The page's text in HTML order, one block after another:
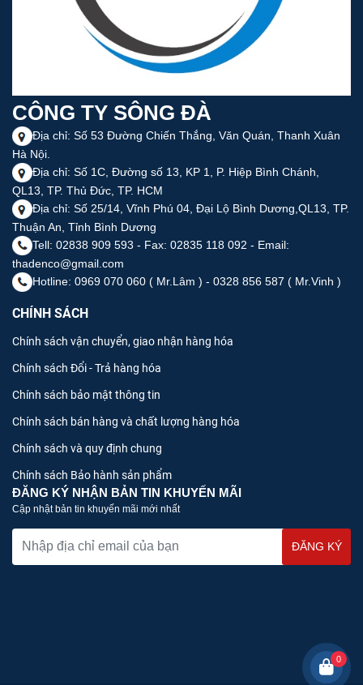
CÔNG TY SÔNG ĐÀ
Địa chỉ: Số 53 Đường Chiến Thắng, Văn Quán, Thanh Xuân
Hà Nội.
Địa chỉ: Số 1C, Đường số 13, KP 1, P. Hiệp Bình Chánh,
QL13, TP. Thủ Đức, TP. HCM
Địa chỉ: Số 25/14, Vĩnh Phú 04, Đại Lộ Bình Dương,QL13, TP.
Thuận An, Tỉnh Bình Dương
Tell: 02838 909 593 - Fax: 02835 118 092 - Email:
thadenco@gmail.com
Hotline: 0969 070 060 ( Mr.Lâm ) - 0328 856 587 ( Mr.Vinh )
CHÍNH SÁCH
Chính sách vận chuyển, giao nhận hàng hóa
Chính sách Đổi - Trả hàng hóa
Chính sách bảo mật thông tin
Chính sách bán hàng và chất lượng hàng hóa
Chính sách và quy định chung
Chính sách Bảo hành sản phẩm
ĐĂNG KÝ NHẬN BẢN TIN KHUYẾN MÃI
Cập nhật bản tin khuyến mãi mới nhất
0